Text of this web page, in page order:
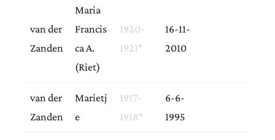
van der
Zanden
Maria
Francis
ca A.
(Riet)
1920-
1921*
16-11-
2010
van der
Zanden
Marietj
e
1917-
1918*
6-6-
1995